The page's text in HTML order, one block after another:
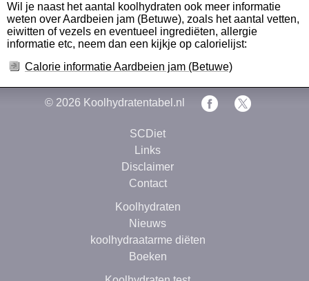
Wil je naast het aantal koolhydraten ook meer informatie
weten over Aardbeien jam (Betuwe), zoals het aantal vetten,
eiwitten of vezels en eventueel ingrediëten, allergie
informatie etc, neem dan een kijkje op calorielijst:
Calorie informatie Aardbeien jam (Betuwe)
© 2026 Koolhydratentabel.nl
SCDiet
Links
Disclaimer
Contact
Koolhydraten
Nieuws
koolhydraatarme diëten
Boeken